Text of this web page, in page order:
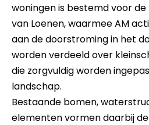
woningen is bestemd voor
van Loenen, waarmee AM
aan de doorstroming in het
worden verdeeld over
die zorgvuldig worden
landschap.
Bestaande bomen,
elementen vormen daarbij